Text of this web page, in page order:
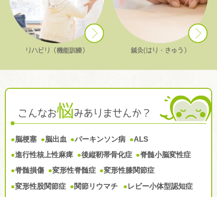
リハビリ（機能訓練） 鍼灸(はり・きゅう）
こんなお悩みありませんか？
●脳梗塞 ●脳出血 ●パーキンソン病 ●ALS
●進行性核上性麻痺 ●後縦靭帯骨化症 ●脊髄小脳変性症
●脊髄損傷 ●変形性脊髄症 ●変形性膝関節症
●変形性股関節症 ●関節リウマチ ●レビー小体型認知症